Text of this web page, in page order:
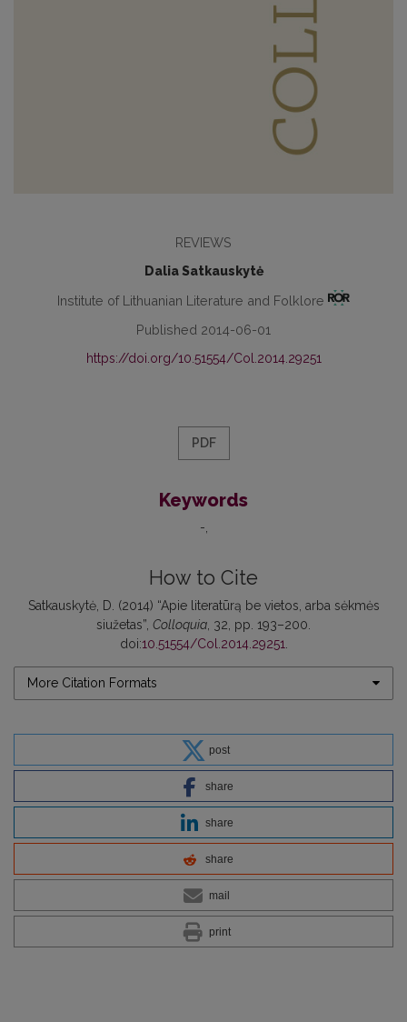
REVIEWS
Dalia Satkauskytė
Institute of Lithuanian Literature and Folklore
Published 2014-06-01
https://doi.org/10.51554/Col.2014.29251
PDF
Keywords
-
How to Cite
Satkauskytė, D. (2014) “Apie literatūrą be vietos, arba sėkmės
siužetas”, Colloquia , 32, pp. 193–200.
doi:10.51554/Col.2014.29251
More Citation Formats
post
share
share
share
mail
print